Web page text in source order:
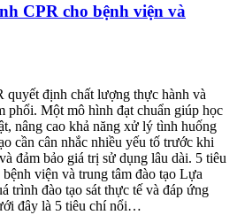
CPR cho bệnh viện và
quyết định chất lượng thực hành và
phổi. Một mô hình đạt chuẩn giúp học
nâng cao khả năng xử lý tình huống
cần cân nhắc nhiều yếu tố trước khi
đảm bảo giá trị sử dụng lâu dài. 5 tiêu
viện và trung tâm đào tạo Lựa
trình đào tạo sát thực tế và đáp ứng
đây là 5 tiêu chí nổi…